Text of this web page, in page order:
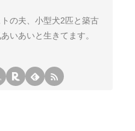
の夫、小型犬2匹と築古
いあいと生きてます。